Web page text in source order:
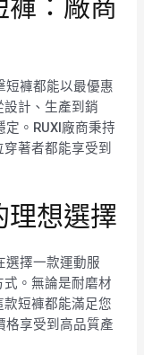
褲：廠商
短褲都能以最優惠
計、生產到銷
。RUXI廠商秉持
著者都能享受到
理想選擇
選擇一款運動服
。無論是耐磨材
短褲都能滿足您
格享受到高品質產